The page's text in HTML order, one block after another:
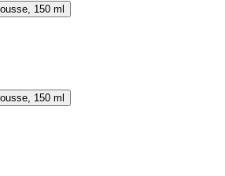
150 ml
150 ml